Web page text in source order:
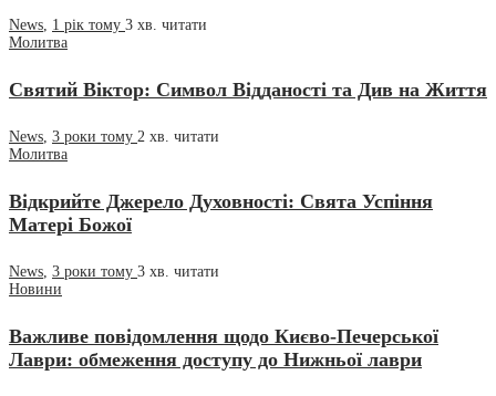
News, 1 рік тому 3 хв. читати
Молитва
Святий Віктор: Символ Відданості та Див на Життя
News, 3 роки тому 2 хв. читати
Молитва
Відкрийте Джерело Духовності: Свята Успіння
Матері Божої
News, 3 роки тому 3 хв. читати
Новини
Важливе повідомлення щодо Києво-Печерської
Лаври: обмеження доступу до Нижньої лаври